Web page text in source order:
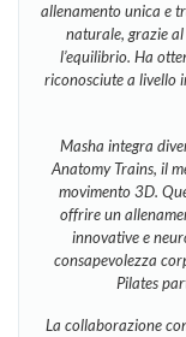
allenamento unica e
naturale, grazie
l’equilibrio. Ha
riconosciute a livello
Masha integra
Anatomy Trains, il
movimento 3D.
offrire un
innovative e
consapevolezza
Pilates
La collaborazione